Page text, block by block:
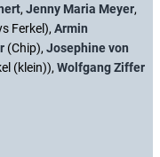
, Jenny Maria Meyer,
Ferkel), Armin
(Chip), Josephine von
(klein)), Wolfgang Ziffer